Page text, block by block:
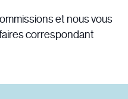
et nous vous
correspondant